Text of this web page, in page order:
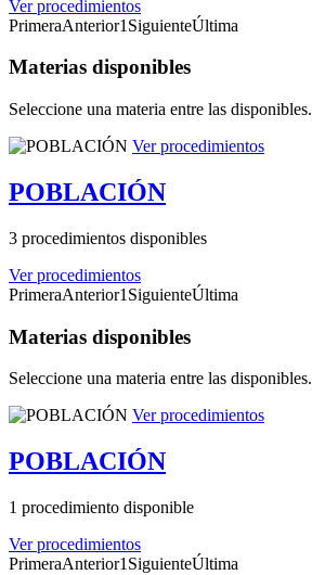
Ver procedimientos
PrimeraAnterior1 SiguienteÚltima
Materias disponibles
Seleccione una materia entre las disponibles.
Ver procedimientos
POBLACIÓN
3 procedimientos disponibles
Ver procedimientos
PrimeraAnterior1 SiguienteÚltima
Materias disponibles
Seleccione una materia entre las disponibles.
Ver procedimientos
POBLACIÓN
1 procedimiento disponible
Ver procedimientos
PrimeraAnterior1 SiguienteÚltima